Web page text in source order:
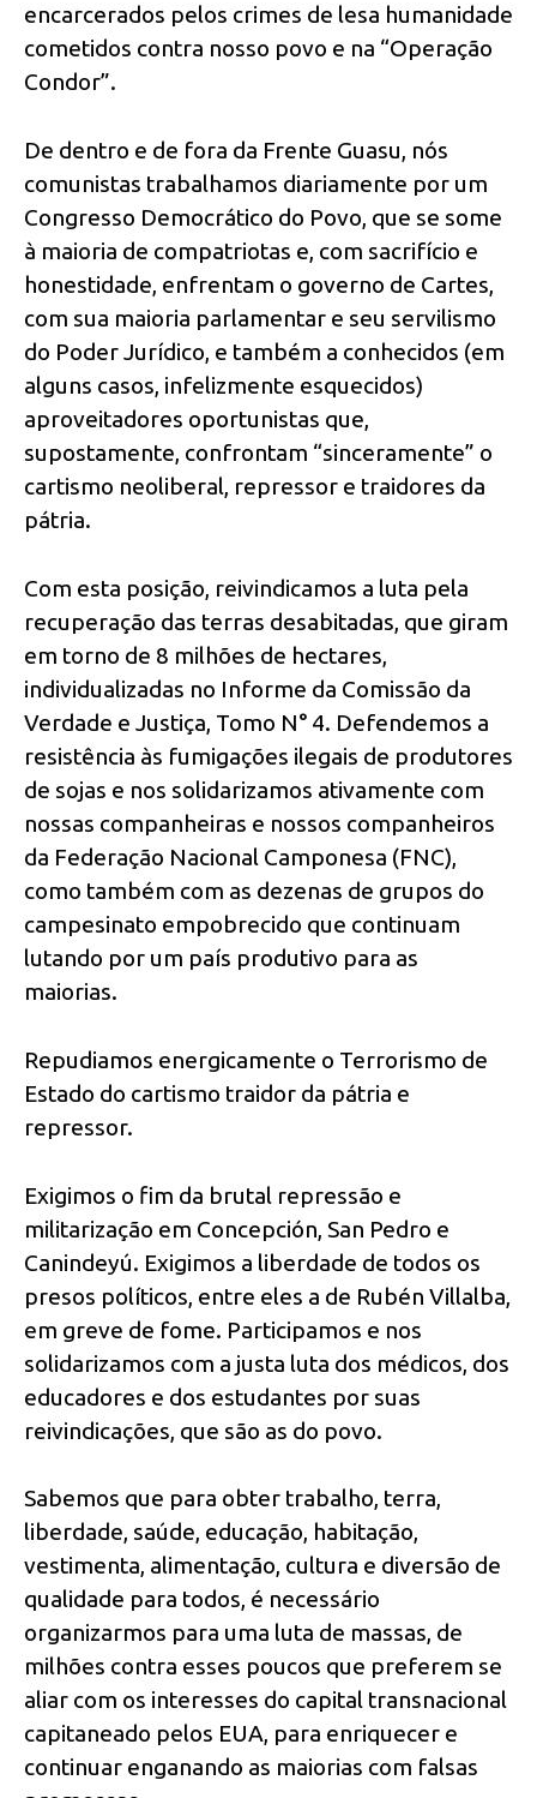
encarcerados pelos crimes de lesa humanidade
cometidos contra nosso povo e na “Operação
Condor”.
De dentro e de fora da Frente Guasu, nós
comunistas trabalhamos diariamente por um
Congresso Democrático do Povo, que se some
à maioria de compatriotas e, com sacrifício e
honestidade, enfrentam o governo de Cartes,
com sua maioria parlamentar e seu servilismo
do Poder Jurídico, e também a conhecidos (em
alguns casos, infelizmente esquecidos)
aproveitadores oportunistas que,
supostamente, confrontam “sinceramente” o
cartismo neoliberal, repressor e traidores da
pátria.
Com esta posição, reivindicamos a luta pela
recuperação das terras desabitadas, que giram
em torno de 8 milhões de hectares,
individualizadas no Informe da Comissão da
Verdade e Justiça, Tomo N° 4. Defendemos a
resistência às fumigações ilegais de produtores
de sojas e nos solidarizamos ativamente com
nossas companheiras e nossos companheiros
da Federação Nacional Camponesa (FNC),
como também com as dezenas de grupos do
campesinato empobrecido que continuam
lutando por um país produtivo para as
maiorias.
Repudiamos energicamente o Terrorismo de
Estado do cartismo traidor da pátria e
repressor.
Exigimos o fim da brutal repressão e
militarização em Concepción, San Pedro e
Canindeyú. Exigimos a liberdade de todos os
presos políticos, entre eles a de Rubén Villalba,
em greve de fome. Participamos e nos
solidarizamos com a justa luta dos médicos, dos
educadores e dos estudantes por suas
reivindicações, que são as do povo.
Sabemos que para obter trabalho, terra,
liberdade, saúde, educação, habitação,
vestimenta, alimentação, cultura e diversão de
qualidade para todos, é necessário
organizarmos para uma luta de massas, de
milhões contra esses poucos que preferem se
aliar com os interesses do capital transnacional
capitaneado pelos EUA, para enriquecer e
continuar enganando as maiorias com falsas